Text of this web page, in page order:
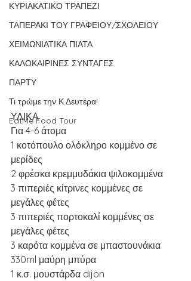
ΚΥΡΙΑΚΑΤΙΚΟ ΤΡΑΠΕΖΙ
ΤΑΠΕΡΑΚΙ ΤΟΥ ΓΡΑΦΕΙΟΥ/ΣΧΟΛΕΙΟΥ
ΧΕΙΜΩΝΙΑΤΙΚΑ ΠΙΑΤΑ
ΚΑΛΟΚΑΙΡΙΝΕΣ ΣΥΝΤΑΓΕΣ
ΠΑΡΤΥ
Τι τρώμε την Κ.Δευτέρα!
EatMe Food Tour
ΥΛΙΚΑ
Για 4-6 άτομα
1 κοτόπουλο ολόκληρο κομμένο σε
μερίδες
2 φρέσκα κρεμμυδάκια ψιλοκομμένα
3 πιπεριές κίτρινες κομμένες σε
μεγάλες φέτες
3 πιπεριές πορτοκαλί κομμένες σε
μεγάλες φέτες
3 καρότα κομμένα σε μπαστουνάκια
330ml μαύρη μπύρα
1 κ.σ. μουστάρδα dijon